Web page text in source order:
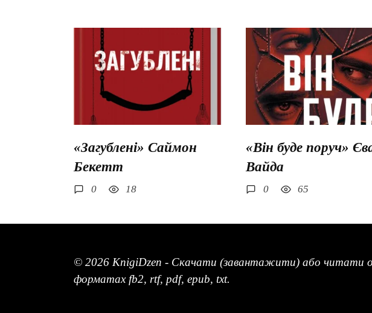
«Загублені» Саймон
Бекетт
0 18
«Він буде поруч»
Вайда
0 65
© 2026 KnigiDzen - Скачати (завантажити) або читати
форматах fb2, rtf, pdf, epub, txt.